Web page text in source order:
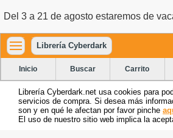
Del 3 a 21 de agosto estaremos de
Librería Cyberdark
Inicio Buscar Carrito
Librería Cyberdark.net usa cookies para
servicios de compra. Si desea más
son y en qué le afectan por favor pinche
El uso de nuestro sitio web implica la